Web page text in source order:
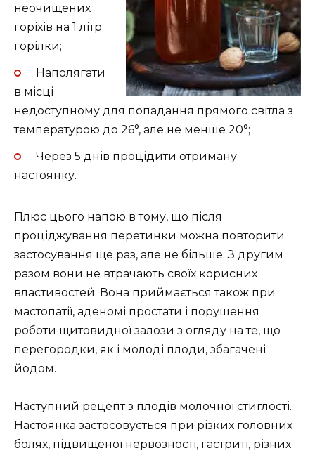
неочищених
горіхів на 1 літр
горілки;
Наполягати
в місці
недоступному для попадання прямого світла з
температурою до 26°, але не менше 20°;
Через 5 днів процідити отриману
настоянку.
Плюс цього напою в тому, що після
проціджування перетинки можна повторити
застосування ще раз, але не більше. З другим
разом вони не втрачають своїх корисних
властивостей. Вона приймається також при
мастопатії, аденомі простати і порушення
роботи щитовидної залози з огляду на те, що
перегородки, як і молоді плоди, збагачені
йодом.
Наступний рецепт з плодів молочної стиглості.
Настоянка застосовується при різких головних
болях, підвищеної нервозності, гастриті, різних